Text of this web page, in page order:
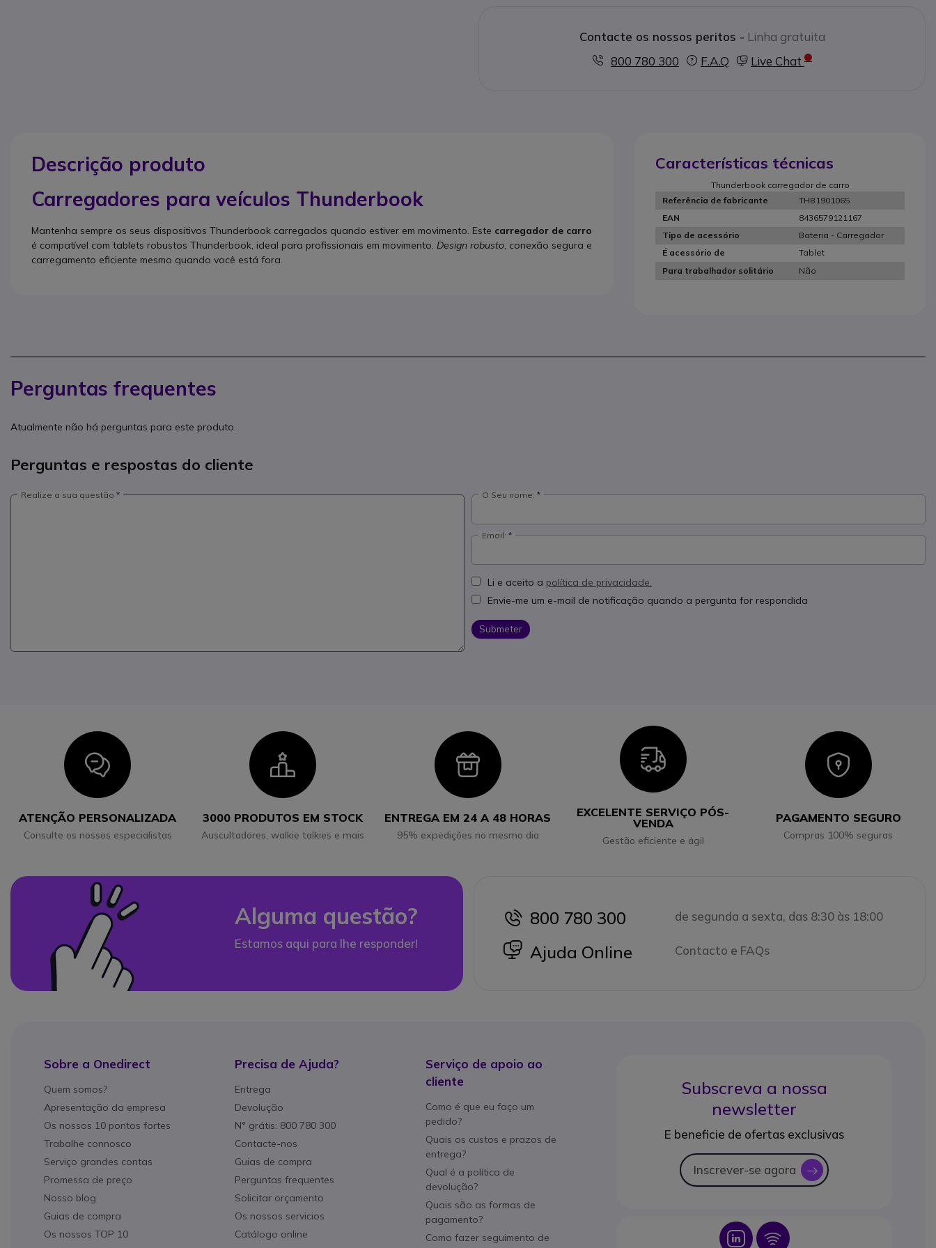
Contacte os nossos peritos - Linha gratuita
800 780 300
F.A.Q Live Chat
Descrição produto
Carregadores para veículos Thunderbook
Mantenha sempre os seus dispositivos Thunderbook carregados quando estiver em movimento. Este carregador de carro
é compatível com tablets robustos Thunderbook, ideal para profissionais em movimento. Design robusto , conexão segura e
carregamento eficiente mesmo quando você está fora.
Características técnicas
Thunderbook carregador de carro
Referência de fabricante
THB1901065
EAN
8436579121167
Tipo de acessório
Bateria - Carregador
É acessório de
Tablet
Para trabalhador solitário
Não
Perguntas frequentes
Atualmente não há perguntas para este produto.
Perguntas e respostas do cliente
Realize a sua questão O Seu nome:
Email:
Li e aceito a política de privacidade.
Envie-me um e-mail de notificação quando a pergunta for respondida
Submeter
Icon
ATENÇÃO PERSONALIZADA
Consulte os nossos especialistas
Icon
3000 PRODUTOS EM STOCK
Auscultadores, walkie talkies e mais
Icon
ENTREGA EM 24 A 48 HORAS
95% expedições no mesmo dia
Icon
EXCELENTE SERVIÇO PÓS-
VENDA
Gestão eficiente e ágil
Icon
PAGAMENTO SEGURO
Compras 100% seguras
Alguma questão?
Estamos aqui para lhe responder!
icon
800 780 300 de segunda a sexta, das 8:30 às 18:00
icon
Ajuda Online Contacto e FAQs
Sobre a Onedirect
Quem somos?
Apresentação da empresa
Os nossos 10 pontos fortes
Trabalhe connosco
Serviço grandes contas
Promessa de preço
Nosso blog
Guias de compra
Os nossos TOP 10
Precisa de Ajuda?
Entrega
Devolução
N° grátis: 800 780 300
Contacte-nos
Guias de compra
Perguntas frequentes
Solicitar orçamento
Os nossos servicios
Catálogo online
Serviço de apoio ao
cliente
Como é que eu faço um
pedido?
Quais os custos e prazos de
entrega?
Qual é a política de
devolução?
Quais são as formas de
pagamento?
Como fazer seguimento de
Subscreva a nossa
newsletter
E beneficie de ofertas exclusivas
Inscrever-se agora icon
Icon Icon